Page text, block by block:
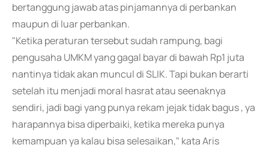
bertanggung jawab atas pinjamannya di perbankan
maupun di luar perbankan.
"Ketika peraturan tersebut sudah rampung, bagi
pengusaha UMKM yang gagal bayar di bawah Rp1 juta
nantinya tidak akan muncul di SLIK. Tapi bukan berarti
setelah itu menjadi moral hasrat atau seenaknya
sendiri, jadi bagi yang punya rekam jejak tidak bagus , ya
harapannya bisa diperbaiki, ketika mereka punya
kemampuan ya kalau bisa selesaikan," kata Aris